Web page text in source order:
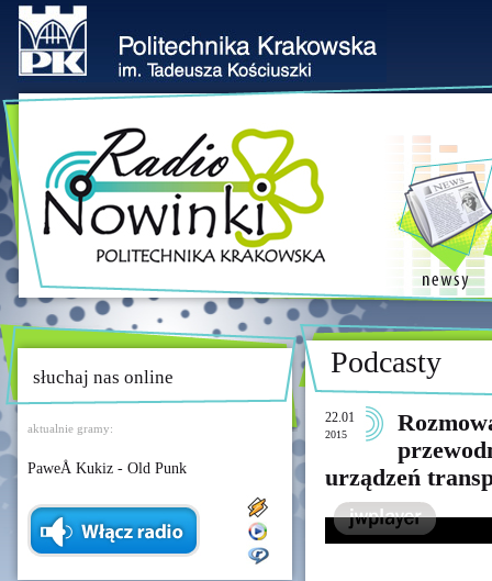
słuchaj nas online
aktualnie gramy:
PaweÅ Kukiz - Old Punk
Podcasty
22.01
2015
urządzeń